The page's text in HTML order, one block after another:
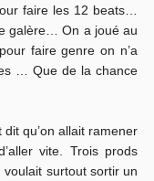
faire les 12 beats…
galère… On a joué au
faire genre on n’a
… Que de la chance
dit qu’on allait ramener
vite. Trois prods
surtout sortir un